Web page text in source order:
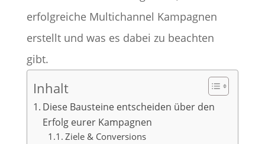
erfolgreiche Multichannel Kampagnen
erstellt und was es dabei zu beachten
gibt.
Inhalt
Diese Bausteine entscheiden über den
Erfolg eurer Kampagnen
Ziele & Conversions